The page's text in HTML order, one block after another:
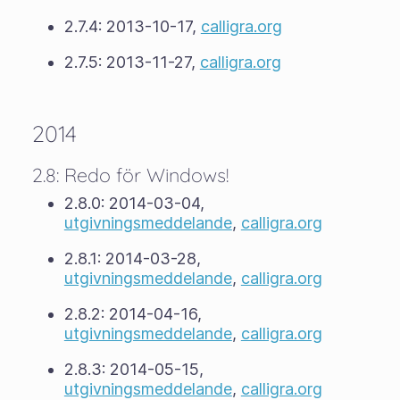
2.7.4: 2013-10-17, calligra.org
2.7.5: 2013-11-27, calligra.org
2014
2.8: Redo för Windows!
2.8.0: 2014-03-04,
utgivningsmeddelande, calligra.org
2.8.1: 2014-03-28,
utgivningsmeddelande, calligra.org
2.8.2: 2014-04-16,
utgivningsmeddelande, calligra.org
2.8.3: 2014-05-15,
utgivningsmeddelande, calligra.org